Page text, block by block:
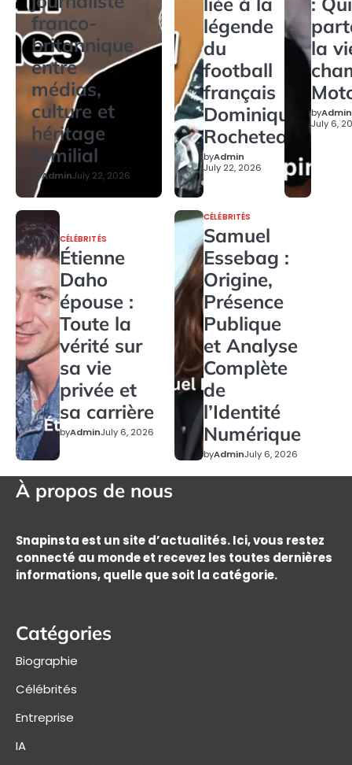
franco-
britannique
entre
médias,
culture et
héritage
familial
byAdminJuly 22, 2026
légende
du
football
français
Dominique
Rocheteau
byAdmin
July 22, 2026
la
byAdmin
July 6,
CÉLÉBRITÉS
Étienne
Daho
épouse :
Toute la
vérité sur
sa vie
privée et
sa carrière
byAdminJuly 6, 2026
CÉLÉBRITÉS
Samuel
Essebag :
Origine,
Présence
Publique
et Analyse
Complète
de
l’Identité
Numérique
byAdminJuly 6, 2026
À propos de nous
Snapinsta est un site d’actualités. Ici, vous restez
connecté au monde et recevez les toutes dernières
informations, quelle que soit la catégorie.
Catégories
Biographie
Célébrités
Entreprise
IA